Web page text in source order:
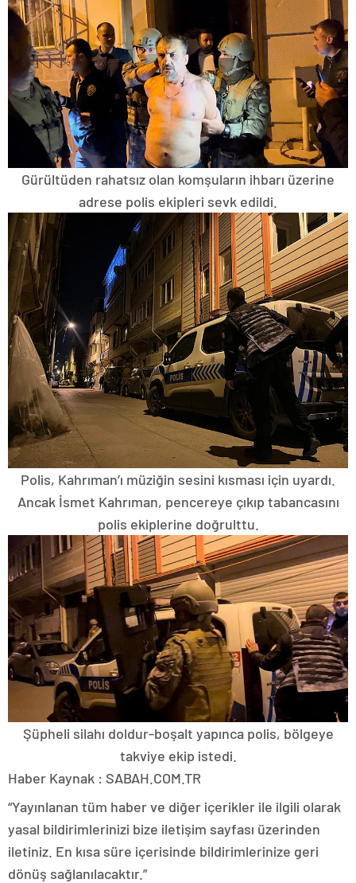
Gürültüden rahatsız olan komşuların ihbarı üzerine
adrese polis ekipleri sevk edildi.
Polis, Kahrıman’ı müziğin sesini kısması için uyardı.
Ancak İsmet Kahrıman, pencereye çıkıp tabancasını
polis ekiplerine doğrulttu.
Şüpheli silahı doldur-boşalt yapınca polis, bölgeye
takviye ekip istedi.
Haber Kaynak : SABAH.COM.TR
“Yayınlanan tüm haber ve diğer içerikler ile ilgili olarak
yasal bildirimlerinizi bize iletişim sayfası üzerinden
iletiniz. En kısa süre içerisinde bildirimlerinize geri
dönüş sağlanılacaktır.”